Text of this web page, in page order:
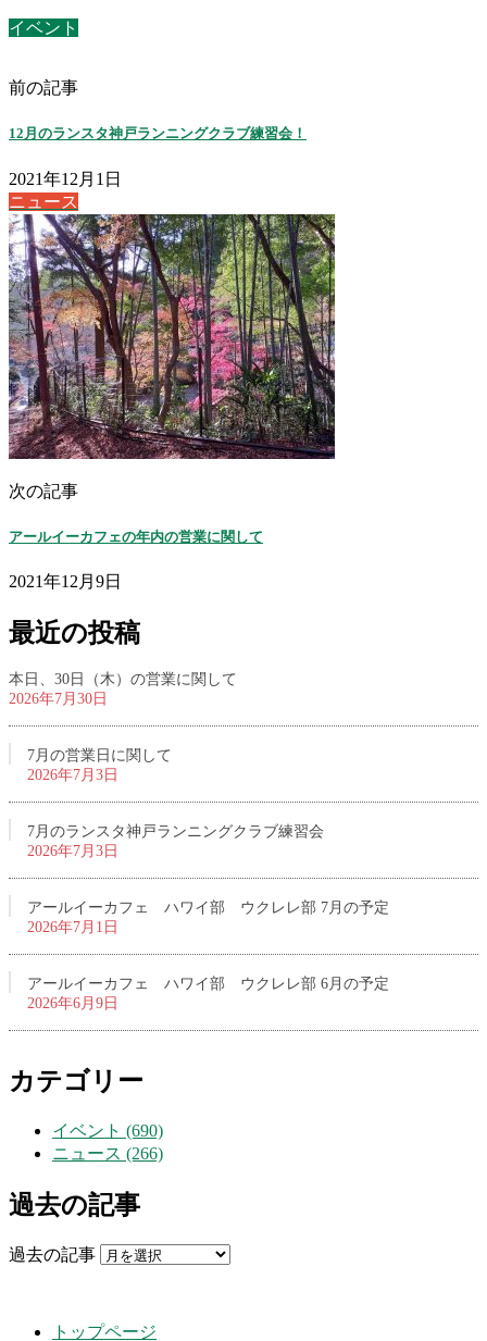
イベント
前の記事
12月のランスタ神戸ランニングクラブ練習会！
2021年12月1日
ニュース
次の記事
アールイーカフェの年内の営業に関して
2021年12月9日
最近の投稿
本日、30日（木）の営業に関して
2026年7月30日
7月の営業日に関して
2026年7月3日
7月のランスタ神戸ランニングクラブ練習会
2026年7月3日
アールイーカフェ ハワイ部 ウクレレ部 7月の予定
2026年7月1日
アールイーカフェ ハワイ部 ウクレレ部 6月の予定
2026年6月9日
カテゴリー
イベント (690)
ニュース (266)
過去の記事
過去の記事
トップページ